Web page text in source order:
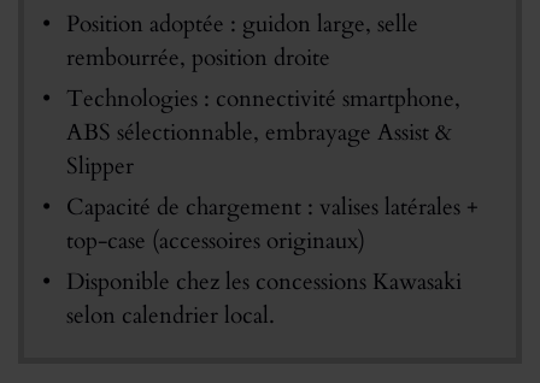
Position adoptée : guidon large, selle
rembourrée, position droite
Technologies : connectivité smartphone,
ABS sélectionnable, embrayage Assist &
Slipper
Capacité de chargement : valises latérales +
top-case (accessoires originaux)
Disponible chez les concessions Kawasaki
selon calendrier local.